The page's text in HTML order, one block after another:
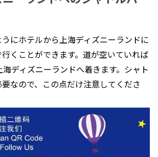
うにホテルから上海ディズニーランドに
くことができます。道が空いていれば
ディズニーランドへ着きます。シャト
なので、この点だけ注意してくださ